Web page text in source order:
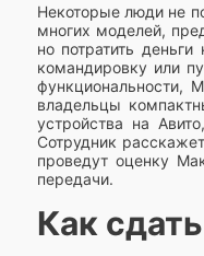
Некоторые люди не
многих моделей,
но потратить
командировку или
функциональности,
владельцы
устройства на
Сотрудник
проведут оценку
передачи.
Как